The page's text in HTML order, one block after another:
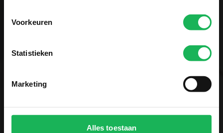
Voorkeuren
Statistieken
Marketing
Alles toestaan
met eerlijke producten.